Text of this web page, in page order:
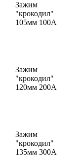
Зажим
"крокодил"
105мм 100А
Зажим
"крокодил"
120мм 200А
Зажим
"крокодил"
135мм 300А